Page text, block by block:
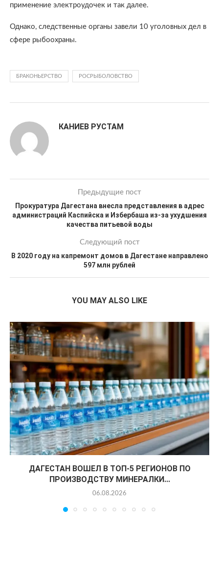
применение электроудочек и так далее.
Однако, следственные органы завели 10 уголовных дел в
сфере рыбоохраны.
БРАКОНЬЕРСТВО РОСРЫБОЛОВСТВО
КАНИЕВ РУСТАМ
Предыдущие пост
Прокуратура Дагестана внесла представления в адрес
администраций Каспийска и Избербаша из-за ухудшения
качества питьевой воды
Следующий пост
В 2020 году на капремонт домов в Дагестане направлено
597 млн рублей
YOU MAY ALSO LIKE
ДАГЕСТАН ВОШЕЛ В ТОП-5 РЕГИОНОВ ПО
ПРОИЗВОДСТВУ МИНЕРАЛКИ...
06.08.2026